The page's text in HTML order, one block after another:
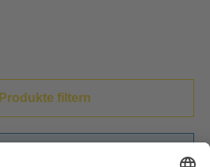
Produkte filtern